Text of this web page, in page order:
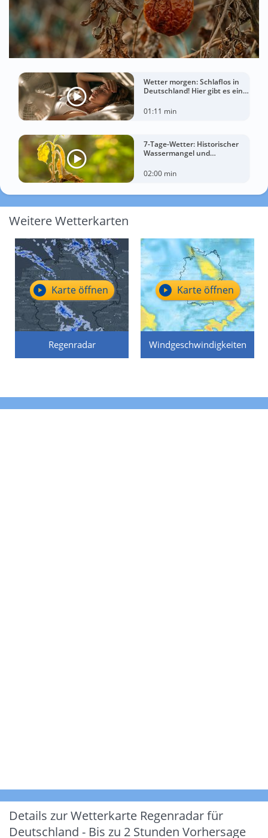
Wetter morgen: Schlaflos in
Deutschland! Hier gibt es eine
01:11 min
7-Tage-Wetter: Historischer
Wassermangel und
02:00 min
Weitere Wetterkarten
Regenradar
Karte öffnen
Windgeschwindigkeiten
Karte öffnen
Details zur Wetterkarte Regenradar für
Deutschland - Bis zu 2 Stunden Vorhersage